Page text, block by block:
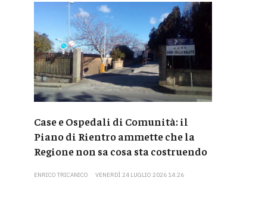
Case e Ospedali di Comunità: il
Piano di Rientro ammette che la
Regione non sa cosa sta costruendo
ENRICO TRICANICO VENERDÌ 24 LUGLIO 2026 14:26